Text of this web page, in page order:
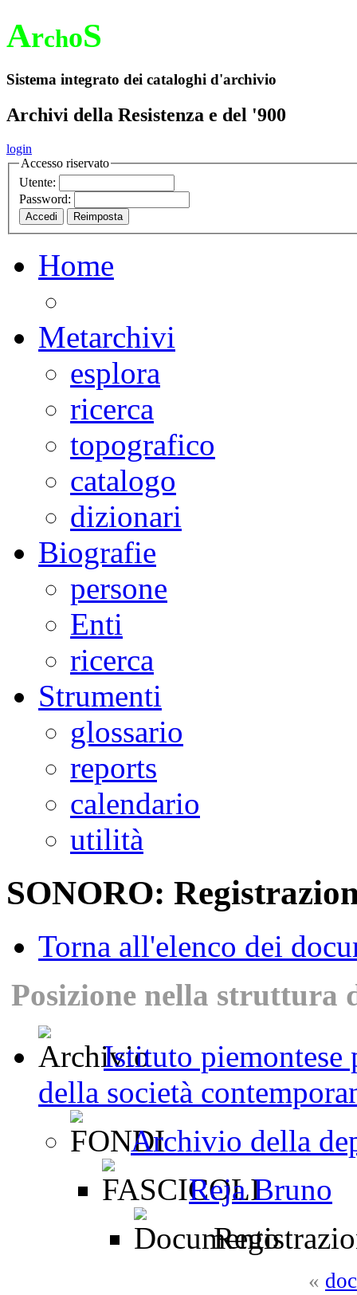
ArchoS
Sistema integrato dei cataloghi d'archivio
Archivi della Resistenza e del '900
login
Accesso riservato
Utente:
Password:
Home
Metarchivi
esplora
ricerca
topografico
catalogo
dizionari
Biografie
persone
Enti
ricerca
Strumenti
glossario
reports
calendario
utilità
SONORO:
Torna all'elenco dei
Posizione nella struttura
Istituto piemontese
della società
Archivio della
Reja Bruno
«